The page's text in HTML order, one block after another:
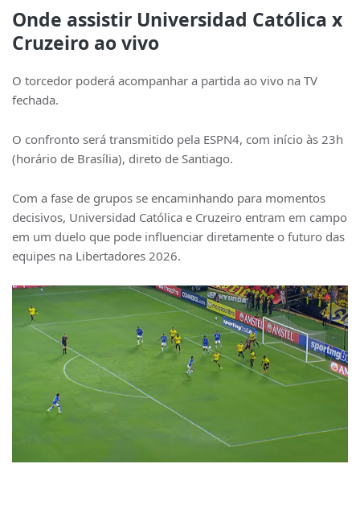
Onde assistir Universidad Católica x
Cruzeiro ao vivo
O torcedor poderá acompanhar a partida ao vivo na TV
fechada.
O confronto será transmitido pela ESPN4, com início às 23h
(horário de Brasília), direto de Santiago.
Com a fase de grupos se encaminhando para momentos
decisivos, Universidad Católica e Cruzeiro entram em campo
em um duelo que pode influenciar diretamente o futuro das
equipes na Libertadores 2026.